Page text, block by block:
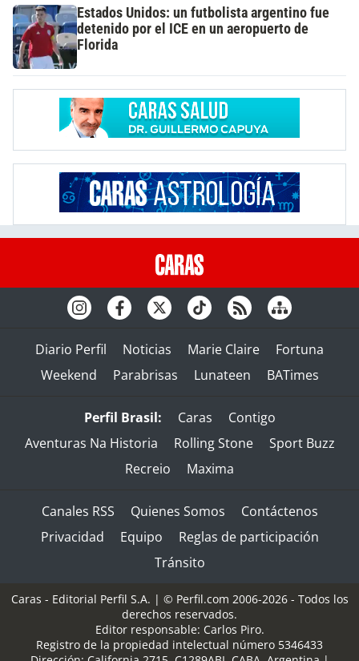
Estados Unidos: un futbolista argentino fue
detenido por el ICE en un aeropuerto de
Florida
Diario Perfil Noticias Marie Claire
Fortuna
Weekend
Parabrisas Lunateen BATimes
Perfil Brasil: Caras
Contigo
Aventuras Na Historia
Rolling Stone
Sport Buzz
Recreio
Maxima
Canales RSS Quienes Somos
Contáctenos
Privacidad
Equipo
Reglas de participación
Tránsito
Caras - Editorial Perfil S.A. | © Perfil.com 2006-2026 - Todos los
derechos reservados.
Editor responsable: Carlos Piro.
Registro de la propiedad intelectual número 5346433